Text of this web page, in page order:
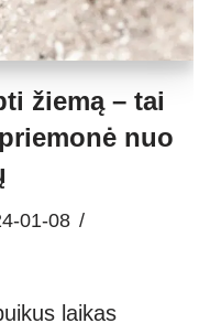
žiemą – tai
nuo
01-08
laikas